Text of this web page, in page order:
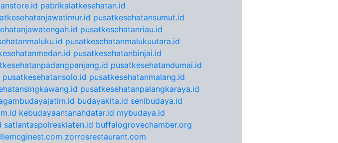
pabrikalatkesehatan.id
pusatkesehatansumut.id
pusatkesehatanriau.id
pusatkesehatanmalukuutara.id
pusatkesehatanbinjai.id
pusatkesehatandumai.id
pusatkesehatansolo.id pusatkesehatanmalang.id
pusatkesehatanpalangkaraya.id
budayakita.id senibudaya.id
kebudayaantanahdatar.id mybudaya.id
satlantaspolresklaten.id buffalogrovechamber.org
zorrosrestaurant.com